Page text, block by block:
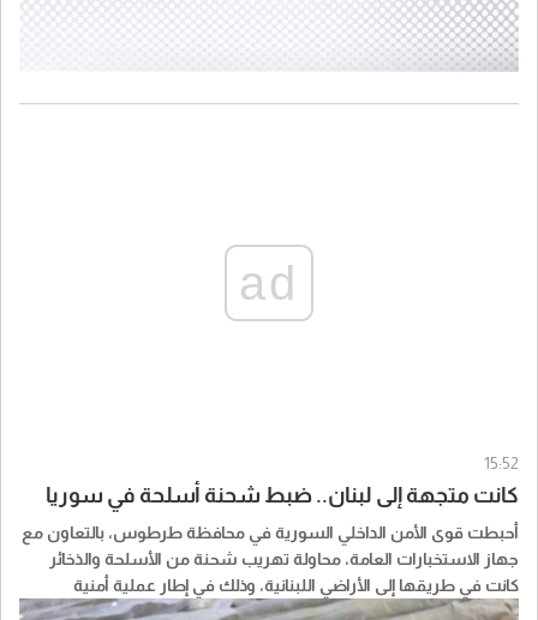
ad
15:52
كانت متجهة إلى لبنان.. ضبط شحنة أسلحة في سوريا
أحبطت قوى الأمن الداخلي السورية في محافظة طرطوس، بالتعاون مع
جهاز الاستخبارات العامة، محاولة تهريب شحنة من الأسلحة والذخائر
كانت في طريقها إلى الأراضي اللبنانية، وذلك في إطار عملية أمنية
مشتركة نفذتها الأجهزة المختصة.